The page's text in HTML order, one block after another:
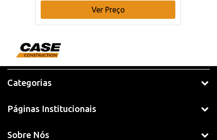
Ver Preço
Categorias
Páginas Institucionais
Sobre Nós